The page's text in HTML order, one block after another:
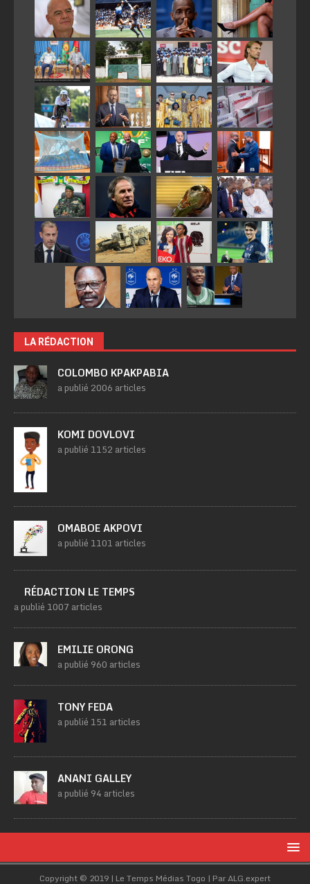
LA RÉDACTION
COLOMBO KPAKPABIA
a publié 2006 articles
KOMI DOVLOVI
a publié 1152 articles
OMABOE AKPOVI
a publié 1101 articles
RÉDACTION LE TEMPS
a publié 1007 articles
EMILIE ORONG
a publié 960 articles
TONY FEDA
a publié 151 articles
ANANI GALLEY
a publié 94 articles
Copyright © 2019 | Le Temps Médias Togo | Par ALG.expert